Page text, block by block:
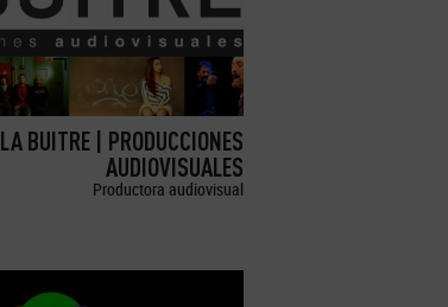
LA BUITRE | PRODUCCIONES
AUDIOVISUALES
Productora audiovisual